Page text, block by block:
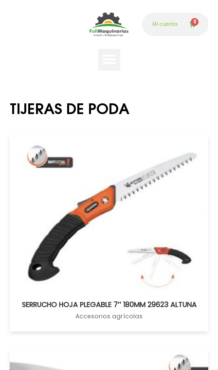
Mi cuenta
TIJERAS DE PODA
SERRUCHO HOJA PLEGABLE 7″ 180MM 29623 ALTUNA
Accesorios agrícolas